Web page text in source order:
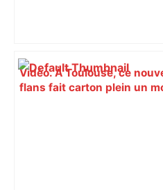
Vidéo. À Toulouse, ce
flans fait carton plein un